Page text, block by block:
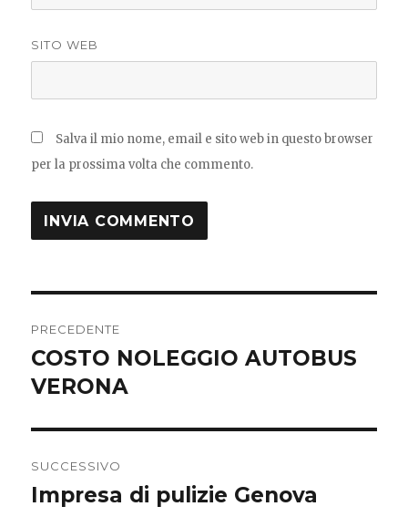
SITO WEB
Salva il mio nome, email e sito web in questo browser
per la prossima volta che commento.
articoli
PRECEDENTE
Articolo
precedente:
COSTO NOLEGGIO AUTOBUS
VERONA
SUCCESSIVO
Articolo
Impresa di pulizie Genova